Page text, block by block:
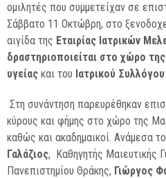
ομιλητές που συμμετείχαν σε
Σάββατο 11 Οκτώβρη, στο
αιγίδα της Εταιρίας Ιατρικών
δραστηριοποιείται στο χώρο
υγείας και του Ιατρικού
Στη συνάντηση παρευρέθηκαν
κύρους και φήμης στο χώρο της
καθώς και ακαδημαικοί. Ανάμεσα
Γαλάζιος, Καθηγητής Μαιευτικής
Πανεπιστημίου Θράκης, Γιώργος